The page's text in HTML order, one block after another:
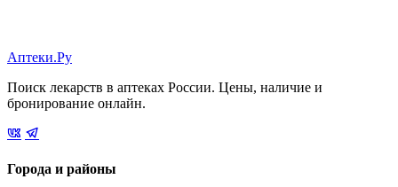
Аптеки.Ру
Поиск лекарств в аптеках России. Цены, наличие и
бронирование онлайн.
Города и районы